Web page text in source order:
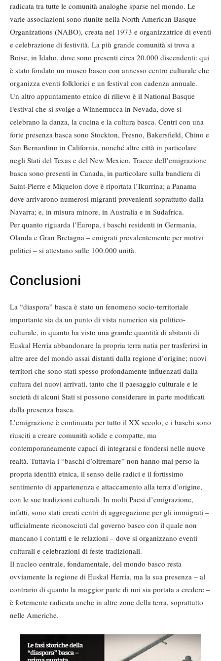
radicata tra tutte le comunità analoghe sparse nel mondo. Le
varie associazioni sono riunite nella North American Basque
Organizations (NABO), creata nel 1973 e organizzatrice di eventi
e celebrazione di festività. La più grande comunità si trova a
Boise, in Idaho, dove sono presenti circa 20.000 discendenti: qui
è stato fondato un museo basco con annesso centro culturale che
organizza eventi folklorici e un festival con cadenza annuale.
Un altro appuntamento etnico di rilievo è il National Basque
Festival che si svolge a Winnemucca in Nevada, dove si
celebrano la danza, la cucina e la cultura basca. Centri con una
forte presenza basca sono Stockton, Fresno, Bakersfield, Chino e
San Bernardino in California, nonché altre città in particolare
negli Stati del Texas e del New Mexico. Tracce dell’emigrazione
basca sono presenti in Canada, in particolare sulla bandiera di
Saint-Pierre e Miquelon dove è riportata l’Ikurrina; a Panama
dove arrivarono numerosi migranti provenienti soprattutto dalla
Navarra; e, in misura minore, in Australia e in Sudafrica.
Per quanto riguarda l’Europa, i baschi residenti in Germania,
Olanda e Gran Bretagna – emigrati prevalentemente per motivi
politici – si attestano sulle 100.000 unità.
Conclusioni
La “diaspora” basca è stato un fenomeno socio-territoriale
importante sia da un punto di vista numerico sia politico-
culturale, in quanto ha visto una grande quantità di abitanti di
Euskal Herria abbandonare la propria terra natia per trasferirsi in
altre aree del mondo assai distanti dalla regione d’origine; nuovi
territori che sono stati spesso profondamente influenzati dalla
cultura dei nuovi arrivati, tanto che il paesaggio culturale e le
società di alcuni Stati si possono considerare in parte modificati
dalla presenza basca.
L’emigrazione è continuata per tutto il XX secolo, e i baschi sono
riusciti a creare comunità solide e compatte, ma
contemporaneamente capaci di integrarsi e fondersi nelle nuove
realtà. Tuttavia i “baschi d’oltremare” non hanno mai perso la
propria identità etnica, il senso delle radici e il fortissimo
sentimento di appartenenza e attaccamento alla terra d’origine,
con le sue tradizioni culturali. In molti Paesi d’emigrazione,
infatti, sono stati creati centri di aggregazione per gli immigrati –
ufficialmente riconosciuti dal governo basco con il quale non
mancano i contatti e le relazioni – dove si organizzano eventi
culturali e celebrazioni di feste tradizionali.
Il nucleo centrale, fondamentale, del mondo basco resta
ovviamente la regione di Euskal Herria, ma la sua presenza – al
contrario di quanto la maggior parte di noi sia portata a credere –
è fortemente radicata anche in altre zone della terra, soprattutto
nelle Americhe.